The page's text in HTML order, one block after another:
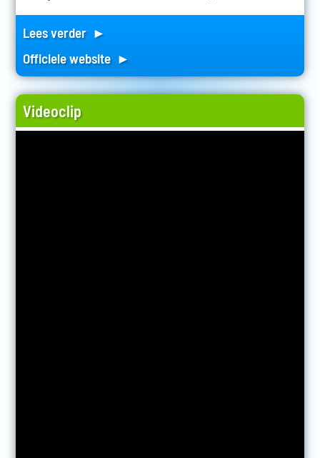
Lees verder ►
Officiele website ►
Videoclip